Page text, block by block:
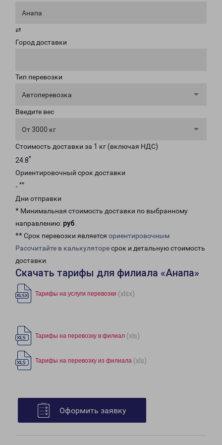
Анапа
⇄
Город доставки
Тип перевозки
Автоперевозка
Введите вес
От 3000 кг
Стоимость доставки за 1 кг (включая НДС)
24.8*
Ориентировочный срок доставки
- **
Дни отправки
* Минимальная стоимость доставки по выбранному
направлению: руб.
** Срок перевозки является ориентировочным
Рассчитайте в калькуляторесрок и детальную стоимость
доставки.
Скачать тарифы для филиала «Анапа»
Тарифы на услуги перевозки (xlsx)
Тарифы на перевозку в филиал (xls)
Тарифы на перевозку из филиала (xls)
Оформить заявку